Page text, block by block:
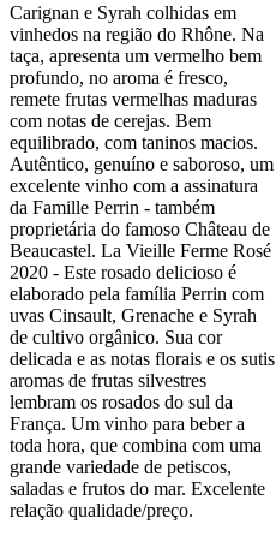
Carignan e Syrah colhidas em
vinhedos na região do Rhône. Na
taça, apresenta um vermelho bem
profundo, no aroma é fresco,
remete frutas vermelhas maduras
com notas de cerejas. Bem
equilibrado, com taninos macios.
Autêntico, genuíno e saboroso, um
excelente vinho com a assinatura
da Famille Perrin - também
proprietária do famoso Château de
Beaucastel. La Vieille Ferme Rosé
2020 - Este rosado delicioso é
elaborado pela família Perrin com
uvas Cinsault, Grenache e Syrah
de cultivo orgânico. Sua cor
delicada e as notas florais e os sutis
aromas de frutas silvestres
lembram os rosados do sul da
França. Um vinho para beber a
toda hora, que combina com uma
grande variedade de petiscos,
saladas e frutos do mar. Excelente
relação qualidade/preço.